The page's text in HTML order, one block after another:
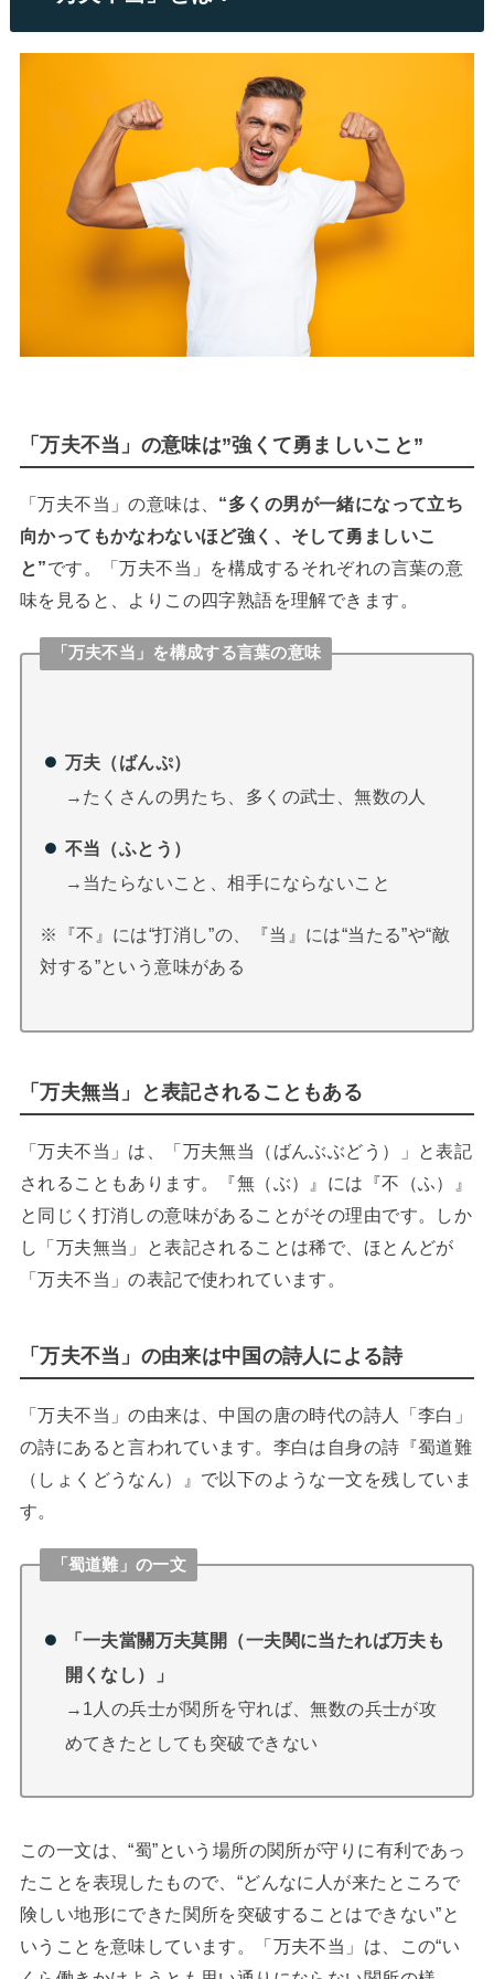
「万夫不当」の意味は”強くて勇ましいこと”
「万夫不当」の意味は、 “多くの男が一緒になって立ち
向かってもかなわないほど強く、そして勇ましいこ
と”です。「万夫不当」を構成するそれぞれの言葉の意
味を見ると、よりこの四字熟語を理解できます。
「万夫不当」を構成する言葉の意味
万夫（ばんぷ）
→たくさんの男たち、多くの武士、無数の人
不当（ふとう）
→当たらないこと、相手にならないこと
※『不』には“打消し”の、『当』には“当たる”や“敵
対する”という意味がある
「万夫無当」と表記されることもある
「万夫不当」は、「万夫無当（ばんぶぶどう）」と表記
されることもあります。『無（ぶ）』には『不（ふ）』
と同じく打消しの意味があることがその理由です。しか
し「万夫無当」と表記されることは稀で、ほとんどが
「万夫不当」の表記で使われています。
「万夫不当」の由来は中国の詩人による詩
「万夫不当」の由来は、中国の唐の時代の詩人「李白」
の詩にあると言われています。李白は自身の詩『蜀道難
（しょくどうなん）』で以下のような一文を残していま
す。
「蜀道難」の一文
「一夫當關万夫莫開（一夫関に当たれば万夫も
開くなし）」
→1人の兵士が関所を守れば、無数の兵士が攻
めてきたとしても突破できない
この一文は、“蜀”という場所の関所が守りに有利であっ
たことを表現したもので、“どんなに人が来たところで
険しい地形にできた関所を突破することはできない”と
いうことを意味しています。「万夫不当」は、この“い